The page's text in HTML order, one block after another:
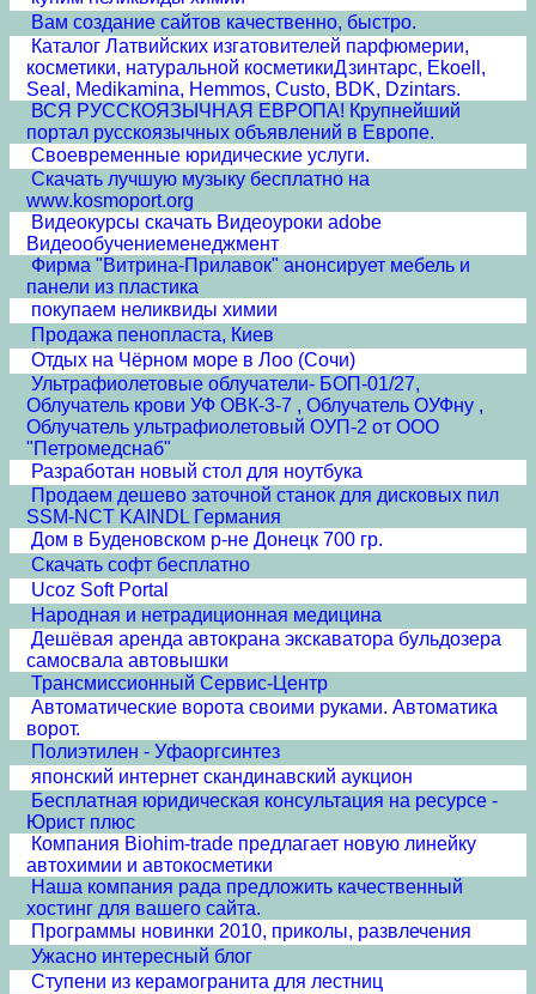
Вам создание сайтов качественно, быстро.
Каталог Латвийских изгатовителей парфюмерии,
косметики, натуральной косметикиДзинтарс, Ekoell,
Seal, Medikamina, Hemmos, Custo, BDK, Dzintars.
ВСЯ РУССКОЯЗЫЧНАЯ ЕВРОПА! Крупнейший
портал русскоязычных объявлений в Европе.
Своевременные юридические услуги.
Скачать лучшую музыку бесплатно на
www.kosmoport.org
Видеокурсы скачать Видеоуроки adobe
Видеообучениеменеджмент
Фирма "Витрина-Прилавок" анонсирует мебель и
панели из пластика
покупаем неликвиды химии
Продажа пенопласта, Киев
Отдых на Чёрном море в Лоо (Сочи)
Ультрафиолетовые облучатели- БОП-01/27,
Облучатель крови УФ ОВК-3-7 , Облучатель ОУФну ,
Облучатель ультрафиолетовый ОУП-2 от ООО
"Петромедснаб"
Разработан новый стол для ноутбука
Продаем дешево заточной станок для дисковых пил
SSM-NCT KAINDL Германия
Дом в Буденовском р-не Донецк 700 гр.
Скачать софт бесплатно
Ucoz Soft Portal
Народная и нетрадиционная медицина
Дешёвая аренда автокрана экскаватора бульдозера
самосвала автовышки
Трансмиссионный Сервис-Центр
Автоматические ворота своими руками. Автоматика
ворот.
Полиэтилен - Уфаоргсинтез
японский интернет скандинавский аукцион
Бесплатная юридическая консультация на ресурсе -
Юрист плюс
Компания Biohim-trade предлагает новую линейку
автохимии и автокосметики
Наша компания рада предложить качественный
хостинг для вашего сайта.
Программы новинки 2010, приколы, развлечения
Ужасно интересный блог
Ступени из керамогранита для лестниц